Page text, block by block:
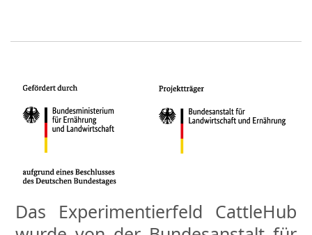
Das Experimentierfeld CattleHub